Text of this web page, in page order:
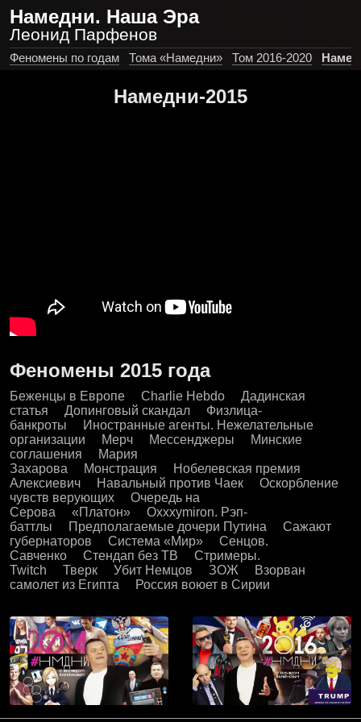
Намедни. Наша Эра
Леонид Парфенов
Феномены по годам Тома «Намедни» Том 2016-2020
Намедни-2015
Феномены 2015 года
Беженцы в Европе Charlie Hebdo
Дадинская
статья
Допинговый скандал
Физлица-
банкроты
Иностранные агенты. Нежелательные
организации
Мерч Мессенджеры
Минские
соглашения
Мария
Захарова
Монстрация
Нобелевская премия
Алексиевич
Навальный против Чаек
Оскорбление
чувств верующих
Очередь на
Серова
«Платон»
Oxxxymiron. Рэп-
баттлы
Предполагаемые дочери Путина
Сажают
губернаторов
Система «Мир»
Сенцов.
Савченко
Стендап без ТВ
Стримеры.
Twitch
Тверк Убит Немцов ЗОЖ
Взорван
самолет из Египта
Россия воюет в Сирии